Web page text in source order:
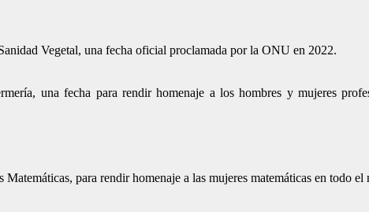
Vegetal, una fecha oficial proclamada por la ONU en 2022.
una fecha para rendir homenaje a los hombres y mujeres
para rendir homenaje a las mujeres matemáticas en todo el